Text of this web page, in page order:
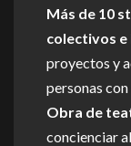
Más de 10
colectivos
proyectos y
personas
Obra de
concienciar